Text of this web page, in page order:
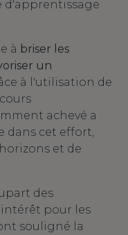
d'apprentissage
à briser les
un
à l'utilisation de
achevé a
dans cet effort,
et de
des
pour les
souligné la